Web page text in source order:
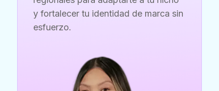
y fortalecer tu identidad de marca sin
esfuerzo.